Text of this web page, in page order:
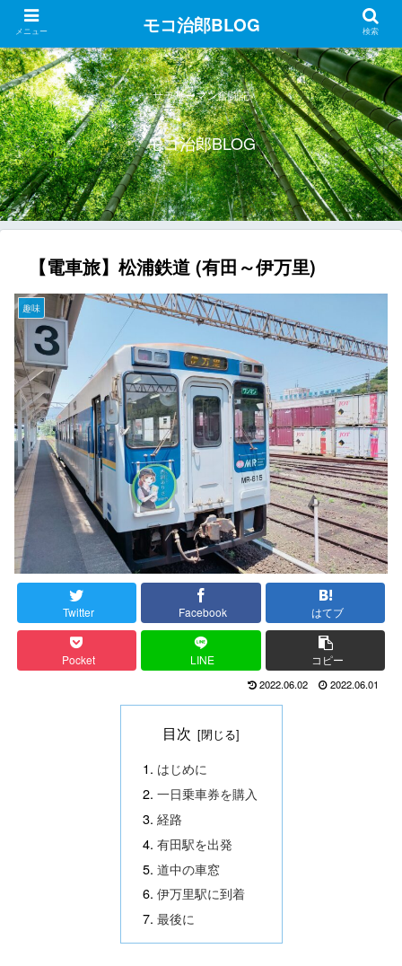
サラリーマン奮闘記
モコ治郎BLOG
【電車旅】松浦鉄道 (有田～伊万里)
趣味
Twitter Facebook はてブ
Pocket LINE コピー
2022.06.02 2022.06.01
目次
はじめに
一日乗車券を購入
経路
有田駅を出発
道中の車窓
伊万里駅に到着
最後に
メニュー モコ治郎BLOG 検索